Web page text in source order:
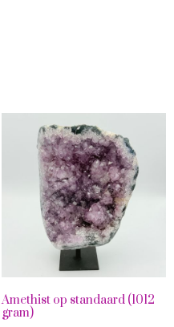
Amethist op standaard (1012
gram)